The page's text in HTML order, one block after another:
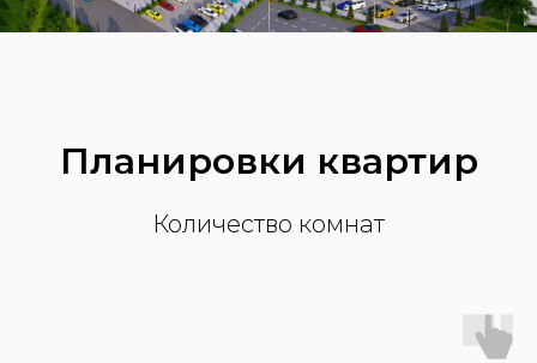
Планировки квартир
Количество комнат